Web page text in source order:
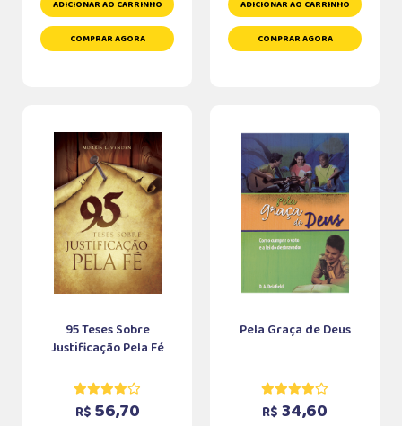
ADICIONAR AO CARRINHO
COMPRAR AGORA
ADICIONAR AO CARRINHO
COMPRAR AGORA
95 Teses Sobre
Justificação Pela Fé
R$ 56,70
Pela Graça de Deus
R$ 34,60